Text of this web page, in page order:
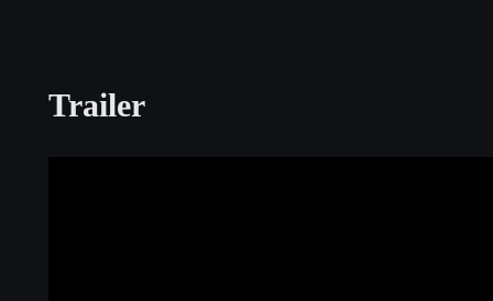
Trailer